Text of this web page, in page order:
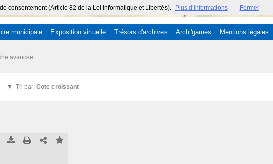
consentement (Article 82 de la Loi Informatique et Libertés). Plus d’informations Fermer
municipale Exposition virtuelle Trésors d'archives Archi'games Mentions légales
avancée
Tri par: Cote croissant
résultats